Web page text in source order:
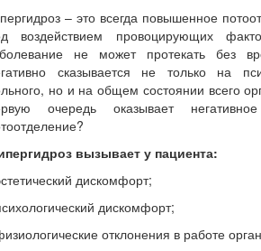
– это всегда повышенное
воздействием провоцирующих
не может протекать без
сказывается не только на
но и на общем состоянии всего
очередь оказывает
вызывает у пациента:
дискомфорт;
дискомфорт;
отклонения в работе